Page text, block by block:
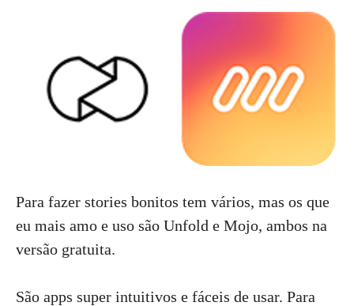
Para fazer stories bonitos tem vários, mas os que
eu mais amo e uso são Unfold e Mojo, ambos na
versão gratuita.
São apps super intuitivos e fáceis de usar. Para